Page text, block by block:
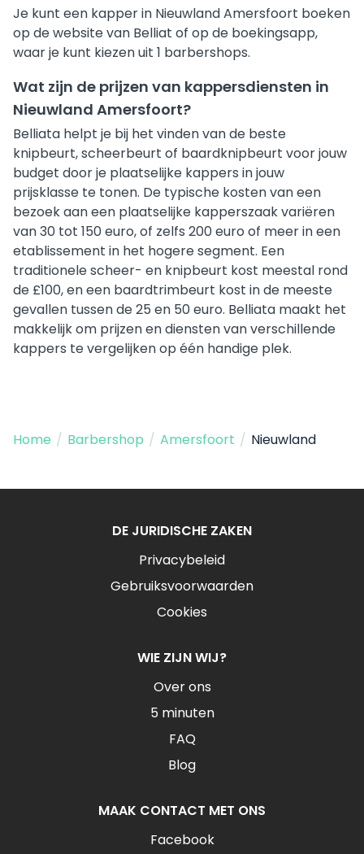
Je kunt een kapper in Nieuwland Amersfoort boeken
op de website van Belliat of op de boekingsapp,
waar je kunt kiezen uit 1 barbershops.
Wat zijn de prijzen van kappersdiensten in
Nieuwland Amersfoort?
Belliata helpt je bij het vinden van de beste
knipbeurt, scheerbeurt of baardknipbeurt voor jouw
budget door je plaatselijke kappers in jouw
prijsklasse te tonen. De typische kosten van een
bezoek aan een plaatselijke kapperszaak variëren
van 30 tot 150 euro, of zelfs 200 euro of meer in een
etablissement in het hogere segment. Een
traditionele scheer- en knipbeurt kost meestal rond
de £100, en een baardtrimbeurt kost in de meeste
gevallen tussen de 25 en 50 euro. Belliata maakt het
makkelijk om prijzen en diensten van verschillende
kappers te vergelijken op één handige plek.
Home / Barbershop / Amersfoort / Nieuwland
DE JURIDISCHE ZAKEN
Privacybeleid
Gebruiksvoorwaarden
Cookies
WIE ZIJN WIJ?
Over ons
5 minuten
FAQ
Blog
MAAK CONTACT MET ONS
Facebook